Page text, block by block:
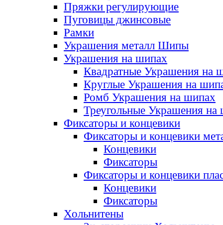
Пряжки регулирующие
Пуговицы джинсовые
Рамки
Украшения металл Шипы
Украшения на шипах
Квадратные Украшения на
Круглые Украшения на
Ромб Украшения на шипах
Треугольные Украшения на
Фиксаторы и концевики
Фиксаторы и концевики
Концевики
Фиксаторы
Фиксаторы и концевики
Концевики
Фиксаторы
Хольнитены